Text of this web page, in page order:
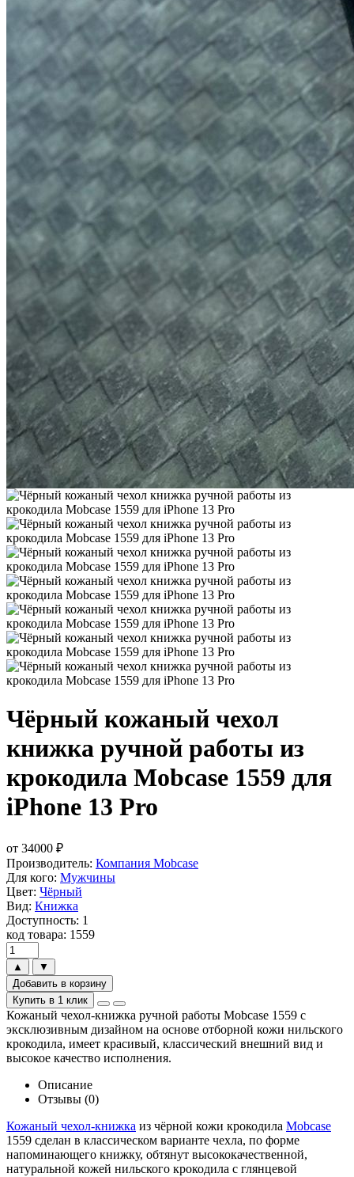
Чёрный кожаный чехол
книжка ручной работы из
крокодила Mobcase 1559 для
iPhone 13 Pro
от 34000 ₽
Производитель: Компания Mobcase
Для кого: Мужчины
Цвет: Чёрный
Вид: Книжка
Доступность: 1
код товара: 1559
▲
▼
Добавить в корзину
Купить в 1 клик
Кожаный чехол-книжка ручной работы Mobcase 1559 с
эксклюзивным дизайном на основе отборной кожи нильского
крокодила, имеет красивый, классический внешний вид и
высокое качество исполнения.
Описание
Отзывы (0)
Кожаный чехол-книжка из чёрной кожи крокодила Mobcase
1559 сделан в классическом варианте чехла, по форме
напоминающего книжку, обтянут высококачественной,
натуральной кожей нильского крокодила с глянцевой